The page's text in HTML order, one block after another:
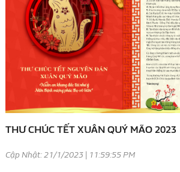
THƯ CHÚC TẾT XUÂN QUÝ MÃO 2023
Cập Nhật: 21/1/2023 | 11:59:55 PM